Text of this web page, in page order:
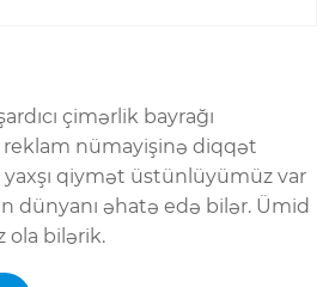
çimərlik bayrağı
reklam nümayişinə diqqət
qiymət üstünlüyümüz var
dünyanı əhatə edə bilər. Ümid
ola bilərik.